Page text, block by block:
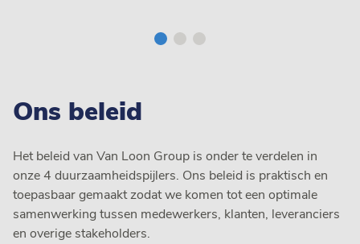
Ons beleid
Het beleid van Van Loon Group is onder te verdelen in
onze 4 duurzaamheidspijlers. Ons beleid is praktisch en
toepasbaar gemaakt zodat we komen tot een optimale
samenwerking tussen medewerkers, klanten, leveranciers
en overige stakeholders.